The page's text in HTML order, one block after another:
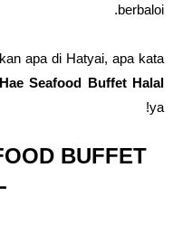
berbaloi.
apa di Hatyai, apa kata
Seafood Buffet Halal
ya!
BUFFET